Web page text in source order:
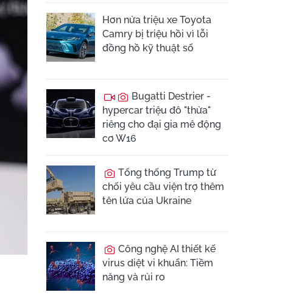
Hơn nửa triệu xe Toyota
Camry bị triệu hồi vì lỗi
đồng hồ kỹ thuật số
Bugatti Destrier -
hypercar triệu đô "thửa"
riêng cho đại gia mê động
cơ W16
Tổng thống Trump từ
chối yêu cầu viện trợ thêm
tên lửa của Ukraine
Công nghệ AI thiết kế
virus diệt vi khuẩn: Tiềm
năng và rủi ro